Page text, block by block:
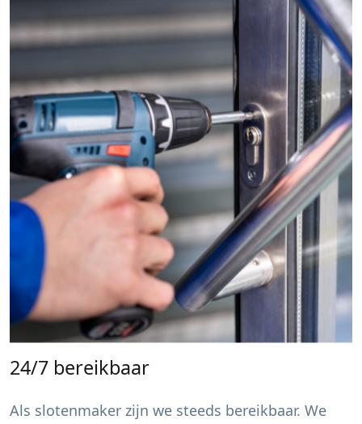
24/7 bereikbaar
Als slotenmaker zijn we steeds bereikbaar. We